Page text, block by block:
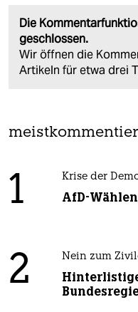
Die
geschlossen.
Wir öffnen die
Artikeln für etwa drei
1 Krise der
AfD-
2 Nein zum